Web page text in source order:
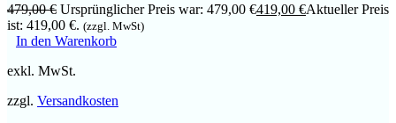
479,00€ Ursprünglicher Preis war: 479,00 €419,00 €Aktueller Preis
ist: 419,00 €. (zzgl. MwSt)
In den Warenkorb
exkl. MwSt.
zzgl. Versandkosten